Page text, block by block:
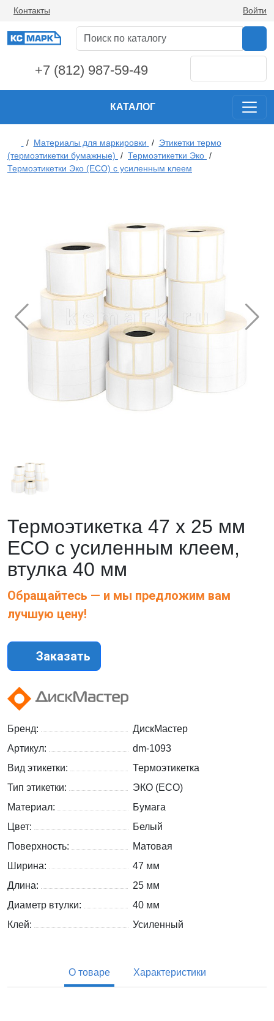
Контакты Войти
+7 (812) 987-59-49
КАТАЛОГ
/ Материалы для маркировки / Этикетки термо
(термоэтикетки бумажные) / Термоэтикетки Эко /
Термоэтикетки Эко (ECO) с усиленным клеем
Термоэтикетка 47 х 25 мм
ECO с усиленным клеем,
втулка 40 мм
Обращайтесь — и мы предложим вам
лучшую цену!
Заказать
Бренд:
ДискМастер
Артикул:
dm-1093
Вид этикетки:
Термоэтикетка
Тип этикетки:
ЭКО (ECO)
Материал:
Бумага
Цвет:
Белый
Поверхность:
Матовая
Ширина:
47 мм
Длина:
25 мм
Диаметр втулки:
40 мм
Клей:
Усиленный
О товаре Характеристики